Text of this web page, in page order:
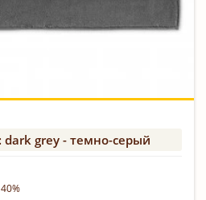
dark grey - темно-серый